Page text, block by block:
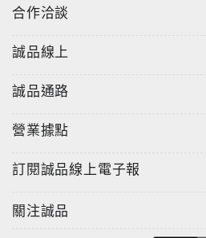
制風險的傷害。 《發現時代》一
下不朽的智慧典藏。●本書結合
歷史發展，進行了精采且有趣的
件的脈絡與細節，是一場知性的
經濟、財富分配、教育、文化、
徵博引，對全球局勢進行剖析與
變動的數位時代，建立安身立命
點。
合作洽談
誠品線上
誠品通路
營業據點
訂閱誠品線上電子報
關注誠品